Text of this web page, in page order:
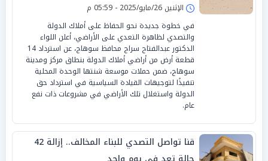
الإثنين 26/مايو/2025 - 05:59 م
في خطوة جديدة نحو الحفاظ على أملاك الدولة
والتصدي لظاهرة التعدي على الأراضي، أعلن اللواء
الدكتور عبدالفتاح سراج محافظ سوهاج، عن استرداد 14
قطعة أرض من أراضي أملاك الدولة بنطاق مركز ومدينة
سوهاج، ضمن حملات موسعة شنتها الوحدة المحلية
تنفيذًا لتوجيهات القيادة السياسية في استرداد حق
الدولة واستغلال تلك الأراضي في مشروعات ذات نفع
عام.
قنا تواصل التصدي للبناء المخالف.. إزالة 42